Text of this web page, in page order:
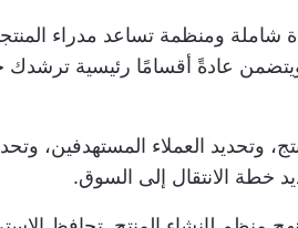
شاملة ومنظمة تساعد مدراء
ويتضمن عادةً أقسامًا رئيسية
وتحديد العملاء المستهدفين،
خطة الانتقال إلى السوق.